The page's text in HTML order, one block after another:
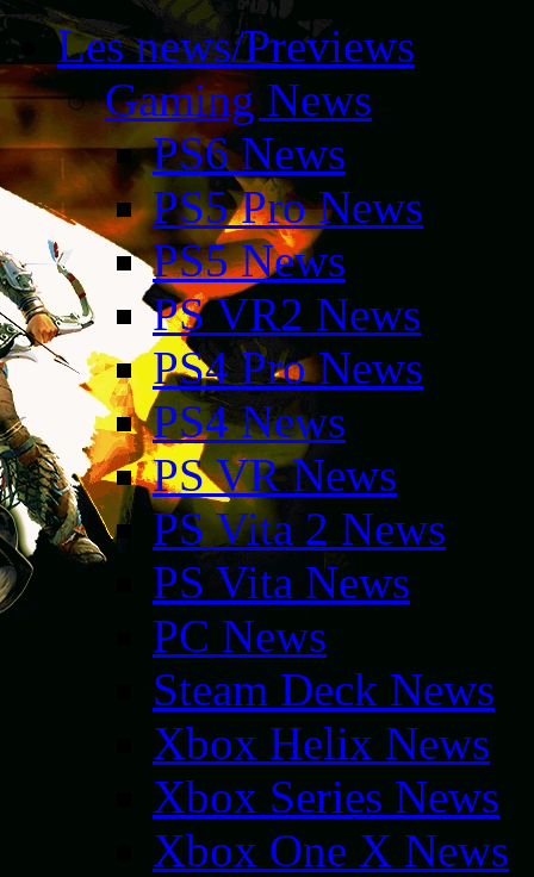
Les news/Previews
Gaming News
PS6 News
PS5 Pro News
PS5 News
PS VR2 News
PS4 Pro News
PS4 News
PS VR News
PS Vita 2 News
PS Vita News
PC News
Steam Deck News
Xbox Helix News
Xbox Series News
Xbox One X News